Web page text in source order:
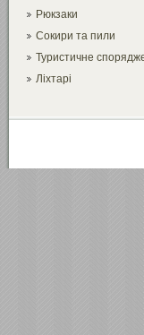
Рюкзаки
Сокири та пили
Туристичне
Ліхтарі